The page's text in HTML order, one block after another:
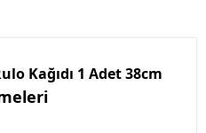
Kağıdı 1 Adet 38cm